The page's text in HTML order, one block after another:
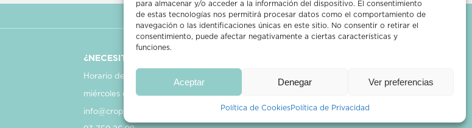
para almacenar y/o acceder a la información del dispositivo. El consentimiento
de estas tecnologías nos permitirá procesar datos como el comportamiento de
navegación o las identificaciones únicas en este sitio. No consentir o retirar el
consentimiento, puede afectar negativamente a ciertas características y
funciones.
Aceptar Denegar Ver preferencias
Política de CookiesPolítica de Privacidad
¿NECESITAS AYUDA?
Horario de atención:
miércoles de 10 a 14 h
info@croppit.com
nuestro
Newsletter